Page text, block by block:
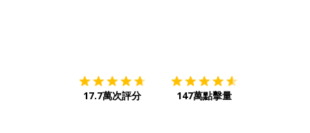
17.7萬次評分 147萬點擊量